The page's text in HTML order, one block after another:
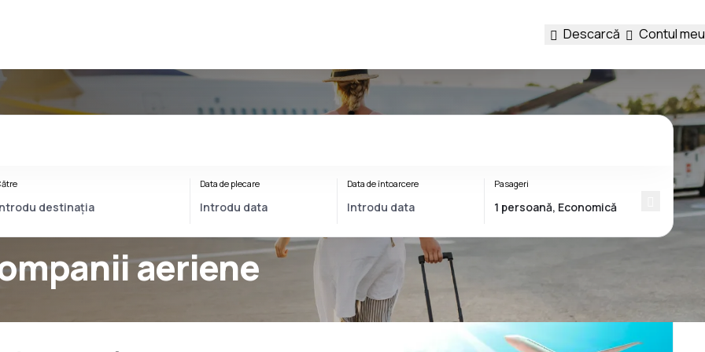
Descarcă Contul meu
aeriene
Data de plecare Data de întoarcere Pasageri